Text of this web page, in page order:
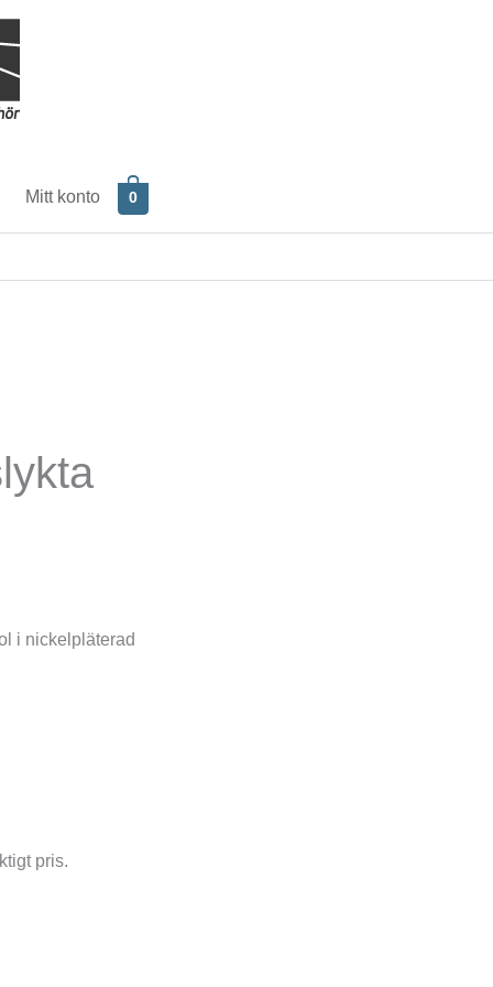
Mitt konto 0
i nickelpläterad
pris.